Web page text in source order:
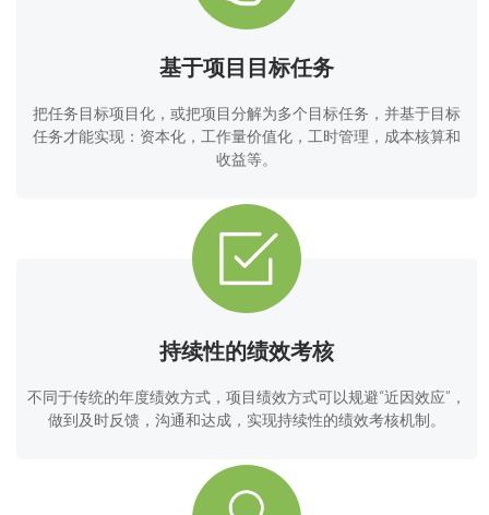
基于项目目标任务
把任务目标项目化，或把项目分解为多个目标任务，并基于目标
任务才能实现：资本化，工作量价值化，工时管理，成本核算和
收益等。
持续性的绩效考核
不同于传统的年度绩效方式，项目绩效方式可以规避“近因效应”，
做到及时反馈，沟通和达成，实现持续性的绩效考核机制。